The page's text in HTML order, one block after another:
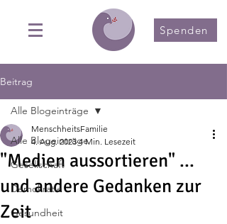
Spenden
Beitrag
Alle Blogeinträge
Gesellschaft
Demokratie
Gesundheit
Alle Blogeinträge
"Medien aussortieren" ...
und andere Gedanken zur
Zeit
MenschheitsFamilie
4. Aug. 2023 4 Min. Lesezeit